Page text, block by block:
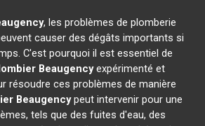
, les problèmes de plomberie
causer des dégâts importants si
C'est pourquoi il est essentiel de
Beaugencyexpérimenté et
résoudre ces problèmes de manière
Beaugencypeut intervenir pour une
tels que des fuites d'eau, des